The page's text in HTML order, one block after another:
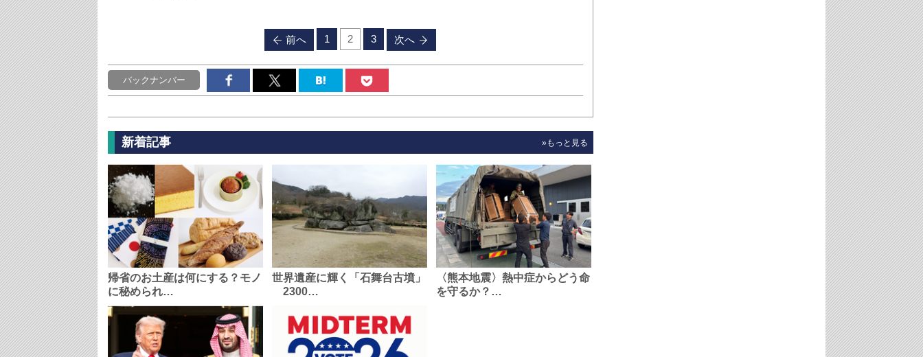
前へ 1 2 3 次へ
バックナンバー
新着記事 »もっと見る
帰省のお土産は何にする？モノ
に秘められ…
世界遺産に輝く「石舞台古墳」
2300…
〈熊本地震〉熱中症からどう命
を守るか？…